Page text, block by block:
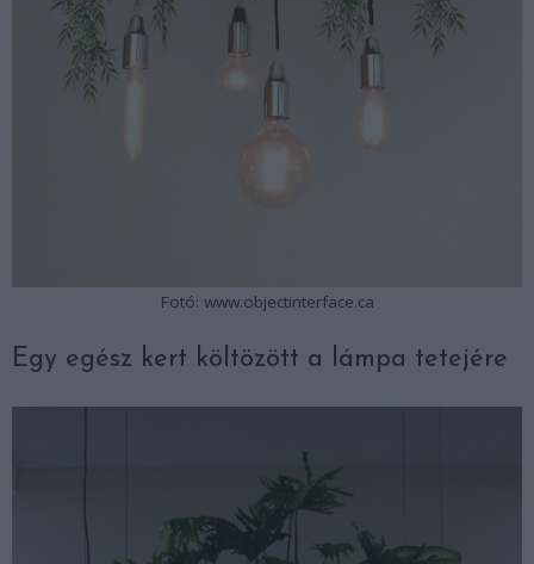
Fotó: www.objectinterface.ca
Egy egész kert költözött a lámpa tetejére